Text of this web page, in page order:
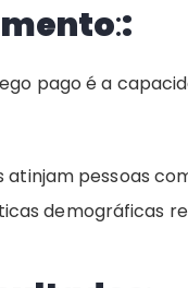
::
pago é a
pessoas
demográficas